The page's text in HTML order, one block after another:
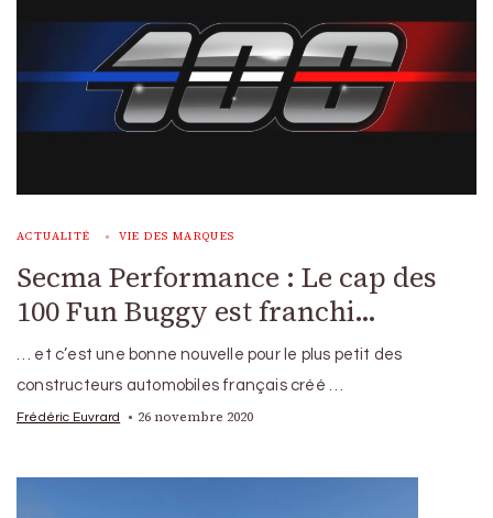
ACTUALITÉ VIE DES MARQUES
Secma Performance : Le cap des
100 Fun Buggy est franchi…
… et c’est une bonne nouvelle pour le plus petit des
constructeurs automobiles français créé …
Frédéric Euvrard 26 novembre 2020